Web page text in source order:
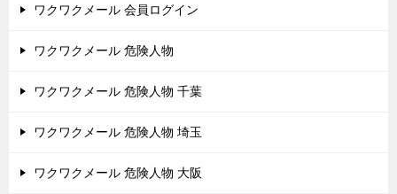
ワクワクメール 会員ログイン
ワクワクメール 危険人物
ワクワクメール 危険人物 千葉
ワクワクメール 危険人物 埼玉
ワクワクメール 危険人物 大阪